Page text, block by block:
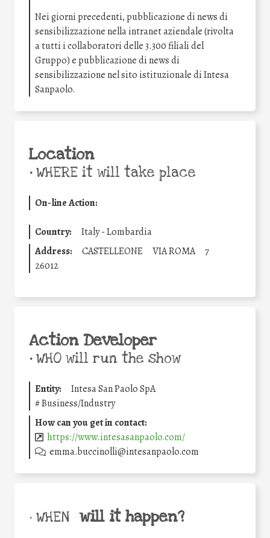
Nei giorni precedenti, pubblicazione di news di
sensibilizzazione nella intranet aziendale (rivolta
a tutti i collaboratori delle 3.300 filiali del
Gruppo) e pubblicazione di news di
sensibilizzazione nel sito istituzionale di Intesa
Sanpaolo.
Location
•WHERE it will take place
On-line Action:
Country:
Italy - Lombardia
Address:
CASTELLEONE VIA ROMA
7
26012
Action Developer
•WHO will run the show
Entity:
Intesa San Paolo SpA
#Business/Industry
How can you get in contact:
https://www.intesasanpaolo.com/
emma.buccinolli@intesanpaolo.com
• WHEN will it happen?